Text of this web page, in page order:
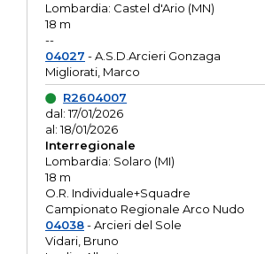
Lombardia: Castel d'Ario (MN)
18 m
--
04027 - A.S.D.Arcieri Gonzaga
Migliorati, Marco
R2604007
dal: 17/01/2026
al: 18/01/2026
Interregionale
Lombardia: Solaro (MI)
18 m
O.R. Individuale+Squadre
Campionato Regionale Arco Nudo
04038- Arcieri del Sole
Vidari, Bruno